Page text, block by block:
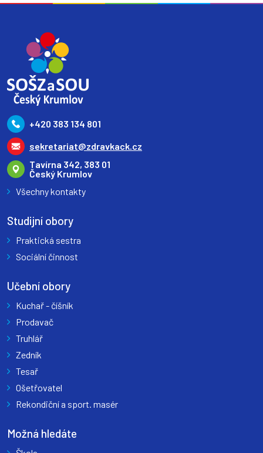
+420 383 134 801
sekretariat@zdravkack.cz
Tavírna 342, 383 01
Český Krumlov
Všechny kontakty
Studijní obory
Praktická sestra
Sociální činnost
Učební obory
Kuchař - číšník
Prodavač
Truhlář
Zedník
Tesař
Ošetřovatel
Rekondiční a sport. masér
Možná hledáte